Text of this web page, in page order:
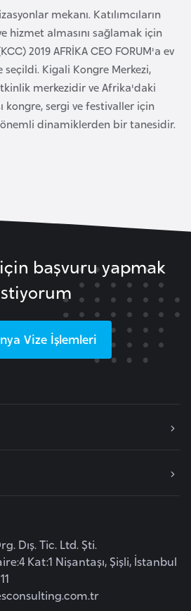
mekanı. Katılımcıların
hizmet almasını sağlamak için
2019 AFRİKA CEO FORUM'a ev
Kigali Kongre Merkezi,
merkezidir ve Afrika'daki
kongre, sergi ve festivaller için
dinamiklerden bir tanesidir.
için başvuru yapmak
Vize İşlemleri
Dış. Tic. Ltd. Şti.
Kat:1 Nişantaşı, Şişli, İstanbul